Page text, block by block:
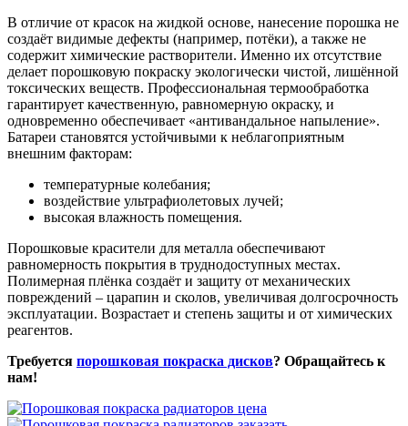
В отличие от красок на жидкой основе, нанесение порошка не
создаёт видимые дефекты (например, потёки), а также не
содержит химические растворители. Именно их отсутствие
делает порошковую покраску экологически чистой, лишённой
токсических веществ. Профессиональная термообработка
гарантирует качественную, равномерную окраску, и
одновременно обеспечивает «антивандальное напыление».
Батареи становятся устойчивыми к неблагоприятным
внешним факторам:
температурные колебания;
воздействие ультрафиолетовых лучей;
высокая влажность помещения.
Порошковые красители для металла обеспечивают
равномерность покрытия в труднодоступных местах.
Полимерная плёнка создаёт и защиту от механических
повреждений – царапин и сколов, увеличивая долгосрочность
эксплуатации. Возрастает и степень защиты и от химических
реагентов.
Требуется порошковая покраска дисков? Обращайтесь к
нам!